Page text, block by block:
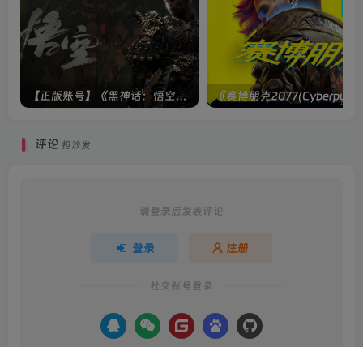
【正版账号】《黑神话：悟空(BLACK MYTH WU KONG)》
评论 抢沙发
请登录后发表评论
登录 注册
社交账号登录